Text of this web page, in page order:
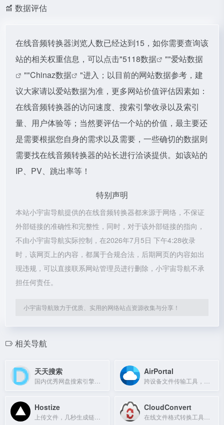
数据评估
在线音频转换器浏览人数已经达到15，如你需要查询该
站的相关权重信息，可以点击"5118数据 ""爱站数据
""Chinaz数据
"进入；以目前的网站数据参考，建
议大家请以爱站数据为准，更多网站价值评估因素如：
在线音频转换器的访问速度、搜索引擎收录以及索引
量、用户体验等；当然要评估一个站的价值，最主要还
是需要根据您自身的需求以及需要，一些确切的数据则
需要找在线音频转换器的站长进行洽谈提供。如该站的
IP、PV、跳出率等！
特别声明
本站小宇宙导航提供的在线音频转换器都来源于网络，不保证
外部链接的准确性和完整性，同时，对于该外部链接的指向，
不由小宇宙导航实际控制，在2026年7月5日 下午4:28收录
时，该网页上的内容，都属于合规合法，后期网页的内容如出
现违规，可以直接联系网站管理员进行删除，小宇宙导航不承
担任何责任。
小宇宙导航致力于优质、实用的网络站点资源收集与分享！
相关导航
天天搜索 AirPortal
Hostize CloudConvert